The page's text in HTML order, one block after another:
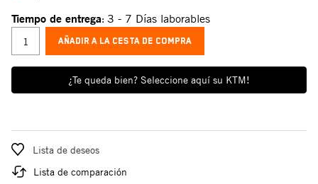
Tiempo de entrega: 3 - 7 Días laborables
¿Te queda bien? Seleccione aquí su KTM!
AÑADIR A LA CESTA DE COMPRA
Lista de deseos
Lista de comparación